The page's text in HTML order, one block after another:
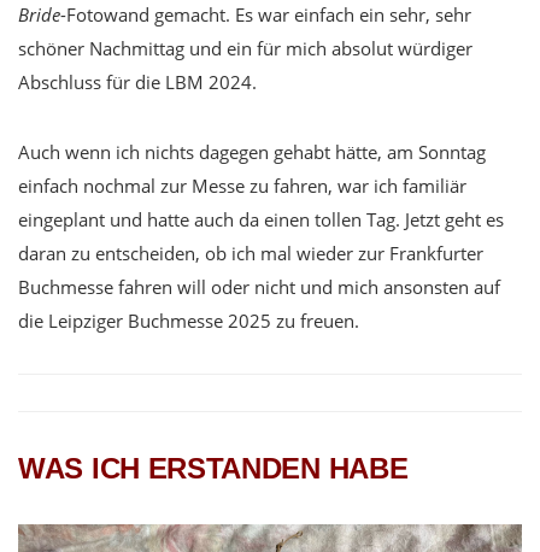
Bride-Fotowand gemacht. Es war einfach ein sehr, sehr
schöner Nachmittag und ein für mich absolut würdiger
Abschluss für die LBM 2024.
Auch wenn ich nichts dagegen gehabt hätte, am Sonntag
einfach nochmal zur Messe zu fahren, war ich familiär
eingeplant und hatte auch da einen tollen Tag. Jetzt geht es
daran zu entscheiden, ob ich mal wieder zur Frankfurter
Buchmesse fahren will oder nicht und mich ansonsten auf
die Leipziger Buchmesse 2025 zu freuen.
WAS ICH ERSTANDEN HABE